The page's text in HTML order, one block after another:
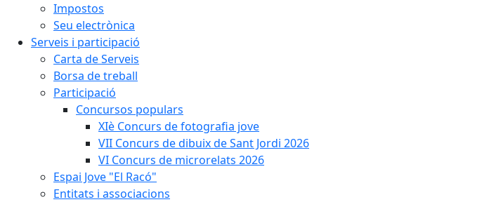
Impostos
Seu electrònica
Serveis i participació
Carta de Serveis
Borsa de treball
Participació
Concursos populars
XIè Concurs de fotografia jove
VII Concurs de dibuix de Sant Jordi 2026
VI Concurs de microrelats 2026
Espai Jove "El Racó"
Entitats i associacions